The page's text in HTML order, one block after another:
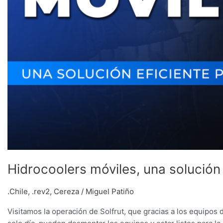
Hidrocoolers móviles, una
.Chile, .rev2, Cereza / Miguel Patiño
Visitamos la operación de Solfrut, que gracias a los